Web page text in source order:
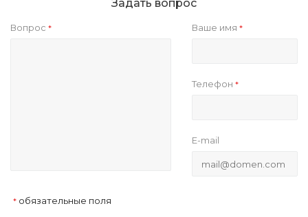
Задать вопрос
Вопрос * Ваше имя*
Телефон*
E-mail
* обязательные поля